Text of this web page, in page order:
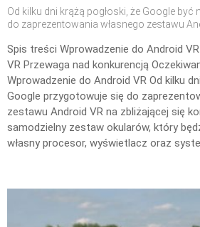
Od kilku dni krążą pogłoski, że Google
do zaprezentowania własnego zestawu
Spis treści Wprowadzenie do Android
VR Przewaga nad konkurencją
Wprowadzenie do Android VR Od kilku
Google przygotowuje się do
zestawu Android VR na zbliżającej się
samodzielny zestaw okularów, który
własny procesor, wyświetlacz oraz